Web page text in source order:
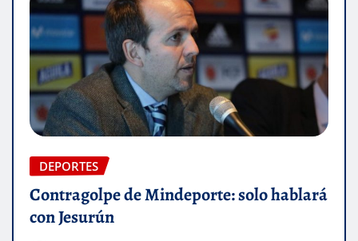
DEPORTES
Contragolpe de Mindeporte: solo hablará
con Jesurún